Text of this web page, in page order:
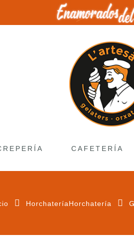
CAFETERÍA
HorchateríaHorchatería